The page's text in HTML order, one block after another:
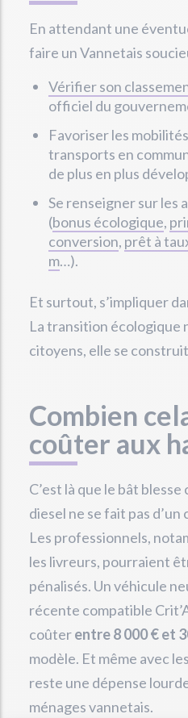
En attendant une
faire un Vannetais
Vérifier son
officiel du
Favoriser les
transports en
de plus en plus
Se renseigner sur les
(bonus écologique,
conversion, prêt à
m…).
Et surtout, s’impliquer
La transition écologique
citoyens, elle se
Combien
coûter aux
C’est là que le bât
diesel ne se fait pas
Les professionnels,
les livreurs, pourraient
pénalisés. Un véhicule
récente compatible
coûterentre 8 000 € et
modèle. Et même avec
reste une dépense
ménages vannetais.